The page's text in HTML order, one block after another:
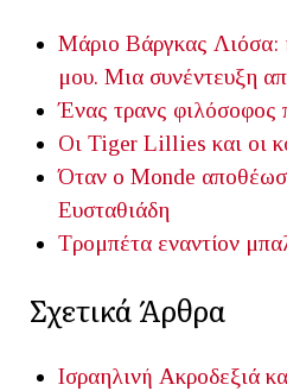
Μάριο Βάργκας Λιόσα:
μου. Μια συνέντευξη
Ένας τρανς φιλόσοφος
Οι Tiger Lillies και οι
Όταν ο Monde
Ευσταθιάδη
Τρομπέτα εναντίον
Σχετικά Άρθρα
Ισραηλινή Ακροδεξιά